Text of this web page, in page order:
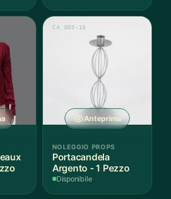
Anteprima
CA 003-16
NOLEGGIO PROPS
Portacandela
Argento - 1 Pezzo
Disponibile